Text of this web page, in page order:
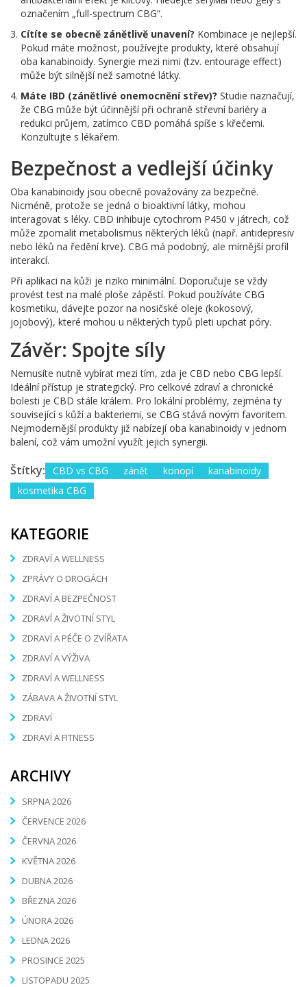
označením „full-spectrum CBG“.
Cítíte se obecně zánětlivě unavení? Kombinace je nejlepší.
Pokud máte možnost, používejte produkty, které obsahují
oba kanabinoidy. Synergie mezi nimi (tzv. entourage effect)
může být silnější než samotné látky.
Máte IBD (zánětlivé onemocnění střev)? Studie naznačují,
že CBG může být účinnější při ochraně střevní bariéry a
redukci průjem, zatímco CBD pomáhá spíše s křečemi.
Konzultujte s lékařem.
Bezpečnost a vedlejší účinky
Oba kanabinoidy jsou obecně považovány za bezpečné.
Nicméně, protože se jedná o bioaktivní látky, mohou
interagovat s léky. CBD inhibuje cytochrom P450 v játrech, což
může zpomalit metabolismus některých léků (např. antidepresiv
nebo léků na ředění krve). CBG má podobný, ale mírnější profil
interakcí.
Při aplikaci na kůži je riziko minimální. Doporučuje se vždy
provést test na malé ploše zápěstí. Pokud používáte CBG
kosmetiku, dávejte pozor na nosičské oleje (kokosový,
jojobový), které mohou u některých typů pleti upchat póry.
Závěr: Spojte síly
Nemusíte nutně vybírat mezi tím, zda je CBD nebo CBG lepší.
Ideální přístup je strategický. Pro celkové zdraví a chronické
bolesti je CBD stále králem. Pro lokální problémy, zejména ty
související s kůží a bakteriemi, se CBG stává novým favoritem.
Nejmodernější produkty již nabízejí oba kanabinoidy v jednom
balení, což vám umožní využít jejich synergii.
Štítky: CBD vs CBG zánět konopí
kanabinoidy
kosmetika CBG
KATEGORIE
ZDRAVÍ A WELLNESS
ZPRÁVY O DROGÁCH
ZDRAVÍ A BEZPEČNOST
ZDRAVÍ A ŽIVOTNÍ STYL
ZDRAVÍ A PÉČE O ZVÍŘATA
ZDRAVÍ A VÝŽIVA
ZDRAVÍ A WELLNESS
ZÁBAVA A ŽIVOTNÍ STYL
ZDRAVÍ
ZDRAVÍ A FITNESS
ARCHIVY
SRPNA 2026
ČERVENCE 2026
ČERVNA 2026
KVĚTNA 2026
DUBNA 2026
BŘEZNA 2026
ÚNORA 2026
LEDNA 2026
PROSINCE 2025
LISTOPADU 2025